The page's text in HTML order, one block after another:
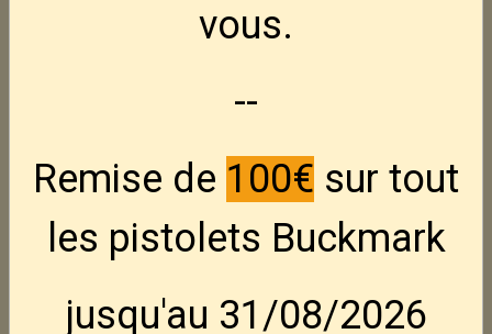
Pieper bayard 22Lr
carabine 22Lr -- 22LR Mono coup
En stock : 1
vous.
--
Remise de 100€ sur tout
les pistolets Buckmark
jusqu'au 31/08/2026